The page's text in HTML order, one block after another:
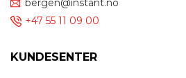
bergen@instant.no
+47 55 11 09 00
KUNDESENTER